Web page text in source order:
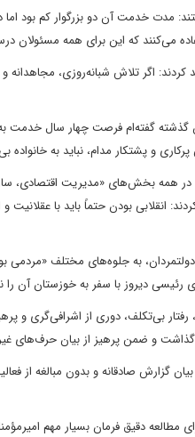
مدت خدمت آن دو بزرگوار کم
می‌کنند که این برای همه مسئولان
کردند: اگر تلاش شبانه‌روزی،
گذشته گفته‌ام فرصت چهار سال
و پشتکار مدام، نباید به
در همه بخش‌های «مدیریت
انقلابی بودن حتماً باید با
به جلوه‌های مختلف «مردمی
رئیسی دیروز با سفر به خوزستان آن را
بی‌تکلف، دوری از اشرافی‌گری و
گذاشت و ضمن پرهیز از بیان حرف‌های
گزارش صادقانه و بدون مبالغه از
دقیق فرمان بسیار مهم